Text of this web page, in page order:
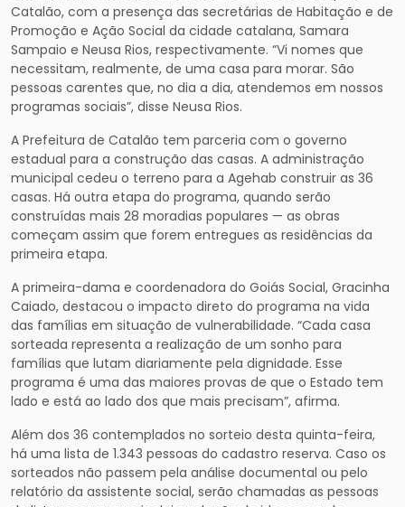
Catalão, com a presença das secretárias de Habitação e de
Promoção e Ação Social da cidade catalana, Samara
Sampaio e Neusa Rios, respectivamente. “Vi nomes que
necessitam, realmente, de uma casa para morar. São
pessoas carentes que, no dia a dia, atendemos em nossos
programas sociais”, disse Neusa Rios.
A Prefeitura de Catalão tem parceria com o governo
estadual para a construção das casas. A administração
municipal cedeu o terreno para a Agehab construir as 36
casas. Há outra etapa do programa, quando serão
construídas mais 28 moradias populares — as obras
começam assim que forem entregues as residências da
primeira etapa.
A primeira-dama e coordenadora do Goiás Social, Gracinha
Caiado, destacou o impacto direto do programa na vida
das famílias em situação de vulnerabilidade. “Cada casa
sorteada representa a realização de um sonho para
famílias que lutam diariamente pela dignidade. Esse
programa é uma das maiores provas de que o Estado tem
lado e está ao lado dos que mais precisam”, afirma.
Além dos 36 contemplados no sorteio desta quinta-feira,
há uma lista de 1.343 pessoas do cadastro reserva. Caso os
sorteados não passem pela análise documental ou pelo
relatório da assistente social, serão chamadas as pessoas